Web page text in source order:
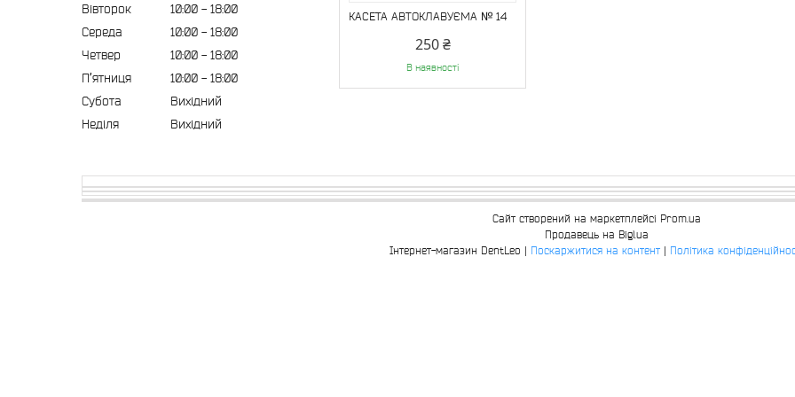
КАСЕТА АВТОКЛАВУЄМА № 14
250 ₴
В наявності
Вівторок 10:00
18:00
Середа
10:00
18:00
Четвер
10:00
18:00
Пʼятниця
10:00
18:00
Субота
Вихідний
Неділя
Вихідний
Сайт створений на маркетплейсі Prom.ua
Продавець на Bigl.ua
Поскаржитися на контент Політика